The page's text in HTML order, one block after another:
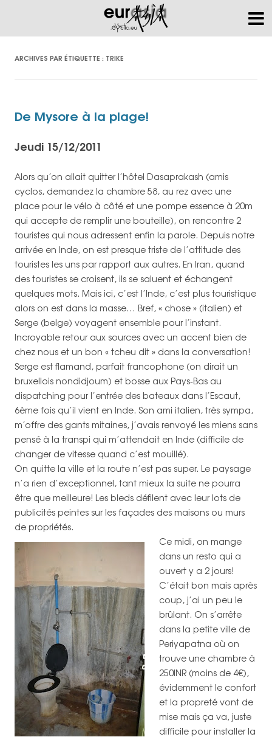
ARCHIVES PAR ÉTIQUETTE : TRIKE
De Mysore à la plage!
Jeudi 15/12/2011
Alors qu’on allait quitter l’hôtel Dasaprakash (amis
cyclos, demandez la chambre 58, au rez avec une
place pour le vélo à côté et une pompe essence à 20m
qui accepte de remplir une bouteille), on rencontre 2
touristes qui nous adressent enfin la parole. Depuis notre
arrivée en Inde, on est presque triste de l’attitude des
touristes les uns par rapport aux autres. En Iran, quand
des touristes se croisent, ils se saluent et échangent
quelques mots. Mais ici, c’est l’Inde, c’est plus touristique
alors on est dans la masse… Bref, « chose » (italien) et
Serge (belge) voyagent ensemble pour l’instant.
Incroyable retour aux sources avec un accent bien de
chez nous et un bon « tcheu dit » dans la conversation!
Serge est flamand, parfait francophone (on dirait un
bruxellois nondidjoum) et bosse aux Pays-Bas au
dispatching pour l’entrée des bateaux dans l’Escaut,
6ème fois qu’il vient en Inde. Son ami italien, très sympa,
m’offre des gants mitaines, j’avais renvoyé les miens sans
pensé à la transpi qui m’attendait en Inde (difficile de
changer de vitesse quand c’est mouillé).
On quitte la ville et la route n’est pas super. Le paysage
n’a rien d’exceptionnel, tant mieux la suite ne pourra
être que meilleure! Les bleds défilent avec leur lots de
publicités peintes sur les façades des maisons ou murs
de propriétés.
Ce midi, on mange
dans un resto qui a
ouvert y a 2 jours!
C’était bon mais après
coup, j’ai un peu le
brûlant. On s’arrête
dans la petite ville de
Periyapatna où on
trouve une chambre à
250INR (moins de 4€),
évidemment le confort
et la propreté vont de
mise mais ça va, juste
difficile pour installer la